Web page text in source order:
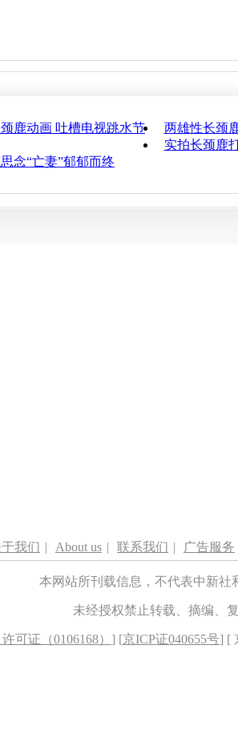
鹿动画 吐槽电视跳水节
两雄性长颈
实拍长颈鹿
念“亡妻”郁郁而终
我们 | About us | 联系我们 | 广告服务
本网站所刊载信息，不代表中新
未经授权禁止转载、摘编、
可证（0106168） ] [京ICP证040655号] [